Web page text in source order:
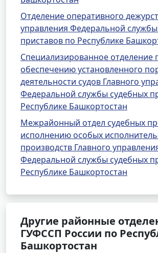
Отделение оперативного
управления Федеральной
приставов по Республике
Специализированное отделение
обеспечению установленного
деятельности судов Главного
Федеральной службы судебных
Республике Башкортостан
Межрайонный отдел судебных
исполнению особых
производств Главного
Федеральной службы судебных
Республике Башкортостан
Другие районные
ГУФССП России по
Башкортостан